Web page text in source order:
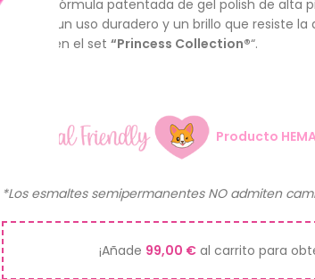
Nuestra fórmula patentada de gel polish de alta
asegura un uso duradero y un brillo que resiste
Incluido en el set “Princess Collection®“.
Producto
*Los esmaltes semipermanentes NO admiten
¡Añade 99,00 €al carrito para